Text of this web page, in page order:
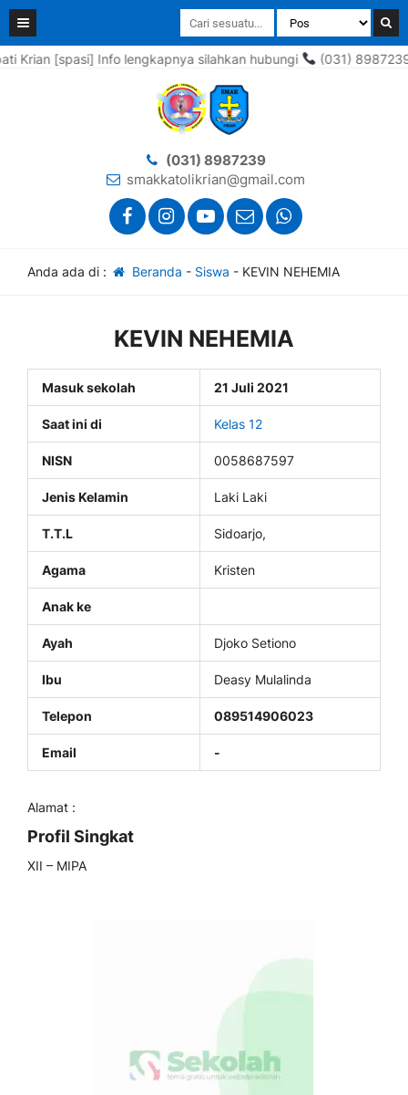
[spasi] Info lengkapnya silahkan hubungi (031) 8987239 ,
(031) 8987239
smakkatolikrian@gmail.com
Anda ada di : Beranda - Siswa - KEVIN NEHEMIA
KEVIN NEHEMIA
Masuk sekolah 21 Juli 2021
Saat ini di Kelas 12
NISN 0058687597
Jenis Kelamin Laki Laki
T.T.L Sidoarjo,
Agama Kristen
Anak ke
Ayah Djoko Setiono
Ibu Deasy Mulalinda
Telepon 089514906023
Email -
Alamat :
Profil Singkat
XII – MIPA